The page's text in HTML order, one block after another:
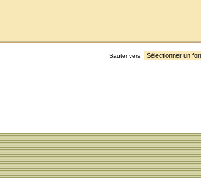
Sauter vers: